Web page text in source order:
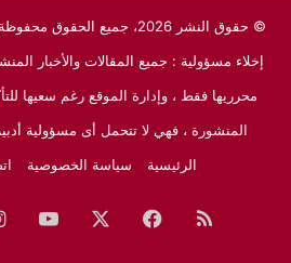
© حقوق النشر 2026، جميع الحقوق محفوظة لـموقع المايسترو الرياضي
إخلاء مسؤولية : جميع المقالات والأخبار
محرريها فقط ، وإدارة الموقع رغم سعيها
المنشورة ، فهي لا تتحمل أى مسؤولية
الرئيسية
سياسة الخصوصية
ملخصفيسبوك